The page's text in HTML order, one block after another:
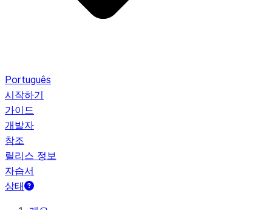
Português
시작하기
가이드
개발자
참조
릴리스 정보
자습서
상태